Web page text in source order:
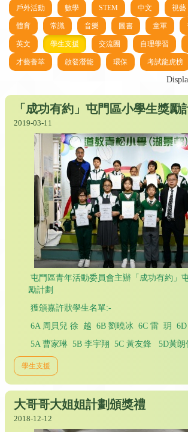
戶外活動 數學 STEM 中文 視藝
體育 常識 音樂 圖書 童軍
英文 學生支援 交流團 自理學習
才藝薈萃 啟發潛能 環保 考試龍虎榜
「成功有約」屯門區小學生獎勵
2019-03-11
屯門區青年活動委員會主辦「成功有約」
勵計劃
獲頒嘉許狀學生名單:-
6A 周貝兒 徐 越 6B 劉曉冰 6C 雷 玥 6D
5A 曹家琳 5B 李宇翔 5C 黃友鋒 5D黃朗
學生支援
大哥哥大姐姐計劃頒獎禮
2018-12-12